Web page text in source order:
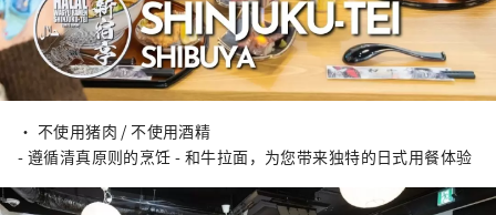
• 不使用猪肉 / 不使用酒精
- 遵循清真原则的烹饪 - 和牛拉面，为您带来独特的日式用餐体验